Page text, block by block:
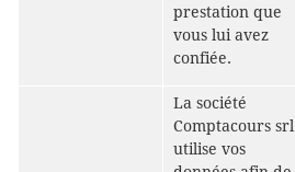
prestation que
vous lui avez
confiée.
La société
Comptacours srl
utilise vos